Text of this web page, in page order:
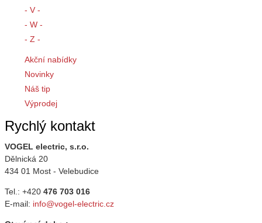
- V -
- W -
- Z -
Akční nabídky
Novinky
Náš tip
Výprodej
Rychlý kontakt
VOGEL electric, s.r.o.
Dělnická 20
434 01 Most - Velebudice
Tel.: +420 476 703 016
E-mail: info@vogel-electric.cz